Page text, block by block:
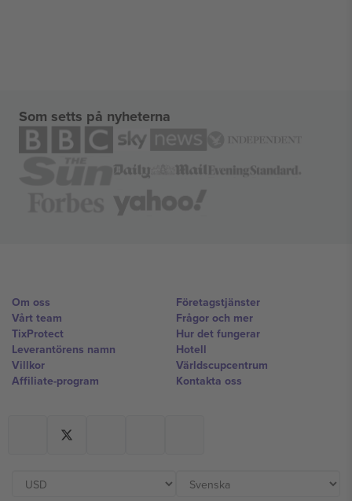
Som setts på nyheterna
Om oss
Vårt team
TixProtect
Leverantörens namn
Villkor
Affiliate-program
Företagstjänster
Frågor och mer
Hur det fungerar
Hotell
Världscupcentrum
Kontakta oss